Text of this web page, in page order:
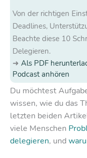
Von der richtigen
Deadlines,
Beachte diese 10
Delegieren.
Als PDF
Podcast anhören
Du möchtest
wissen, wie du das
letzten beiden
viele Menschen
delegieren, und